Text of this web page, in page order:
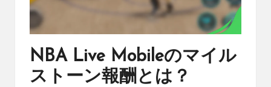
NBA Live Mobileのマイル
ストーン報酬とは？